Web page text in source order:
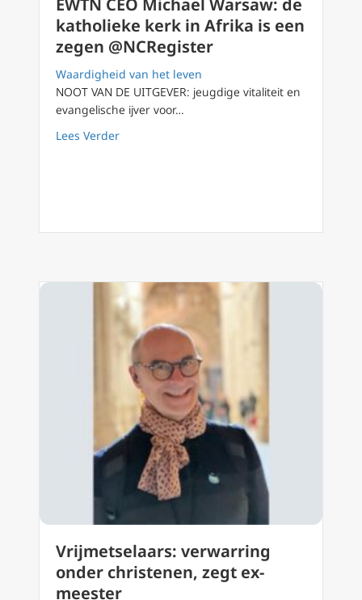
EWTN CEO Michael Warsaw: de
katholieke kerk in Afrika is een
zegen @NCRegister
Waardigheid van het leven
NOOT VAN DE UITGEVER: jeugdige vitaliteit en
evangelische ijver voor…
Lees Verderabout EWTN CEO Michael Warsaw: de
Vrijmetselaars: verwarring
onder christenen, zegt ex-
meester